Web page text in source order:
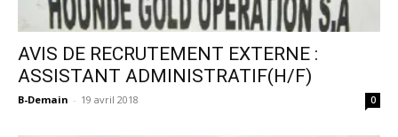
AVIS DE RECRUTEMENT EXTERNE :
ASSISTANT ADMINISTRATIF(H/F)
B-Demain - 19 avril 2018 0